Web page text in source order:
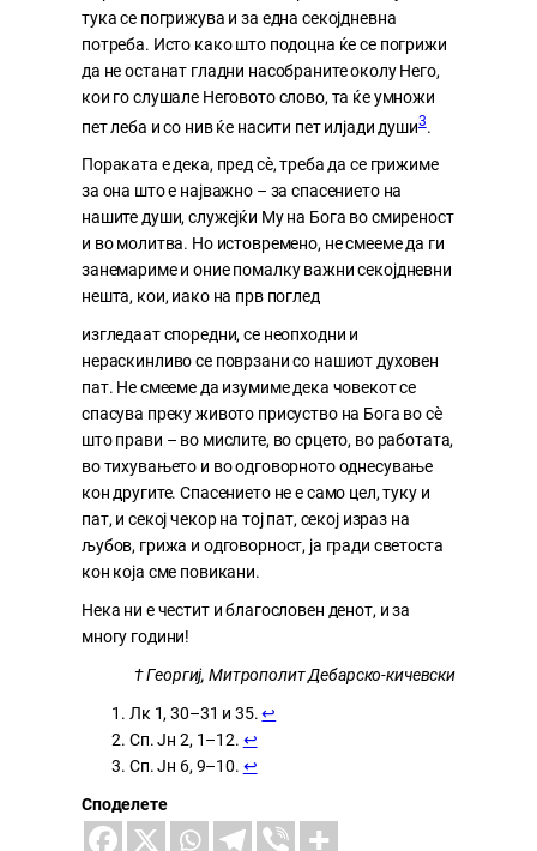
тука се погрижува и за една секојдневна
потреба. Исто како што подоцна ќе се погрижи
да не останат гладни насобраните околу Него,
кои го слушале Неговото слово, та ќе умножи
пет леба и со нив ќе насити пет илјади души3.
Пораката е дека, пред сè, треба да се грижиме
за она што е најважно – за спасението на
нашите души, служејќи Му на Бога во смиреност
и во молитва. Но истовремено, не смееме да ги
занемариме и оние помалку важни секојдневни
нешта, кои, иако на прв поглед
изгледаат споредни, се неопходни и
нераскинливо се поврзани со нашиот духовен
пат. Не смееме да изумиме дека човекот се
спасува преку живото присуство на Бога во сè
што прави – во мислите, во срцето, во работата,
во тихувањето и во одговорното однесување
кон другите. Спасението не е само цел, туку и
пат, и секој чекор на тој пат, секој израз на
љубов, грижа и одговорност, ја гради светоста
кон која сме повикани.
Нека ни е честит и благословен денот, и за
многу години!
† Георгиј, Митрополит Дебарско-кичевски
Лк 1, 30–31 и 35.↩︎
Сп. Јн 2, 1–12. ↩︎
Сп. Јн 6, 9–10. ↩︎
Споделете